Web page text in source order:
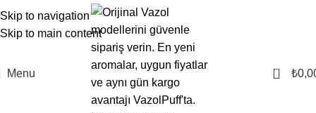
Skip to navigation
Skip to main content
Menu 0 ₺